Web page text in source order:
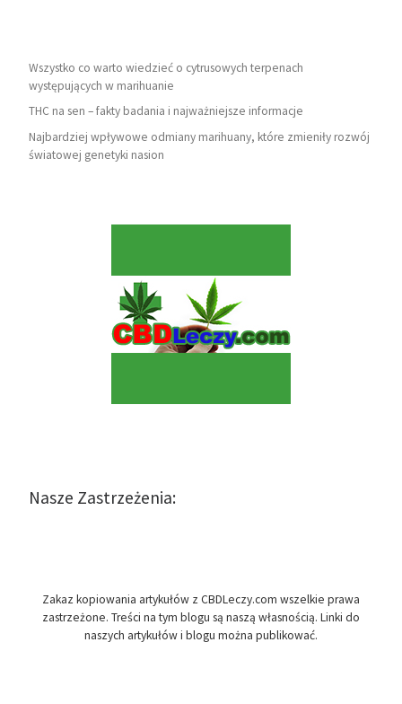
Wszystko co warto wiedzieć o cytrusowych terpenach
występujących w marihuanie
THC na sen – fakty badania i najważniejsze informacje
Najbardziej wpływowe odmiany marihuany, które zmieniły rozwój
światowej genetyki nasion
Nasze Zastrzeżenia:
Zakaz kopiowania artykułów z CBDLeczy.com wszelkie prawa
zastrzeżone. Treści na tym blogu są naszą własnością. Linki do
naszych artykułów i blogu można publikować.